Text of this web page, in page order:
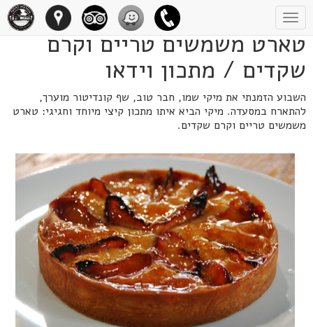
Toggle
navigation
טארט משמשים טריים וקרם
שקדים / מתכון וידאו
השבוע הזמנתי את מיקי שמו, חבר טוב, שף קונדיטור מוערך,
להתארח במסעדה. מיקי הביא איתו מתכון קיצי מיוחד וחגיגי: טארט
משמשים טריים וקרם שקדים.